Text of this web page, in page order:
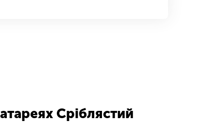
Сріблястий